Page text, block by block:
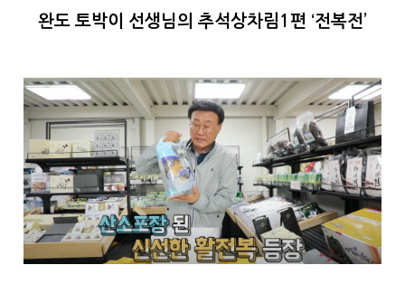
완도 토박이 선생님의 추석상차림1편 ‘전복전’